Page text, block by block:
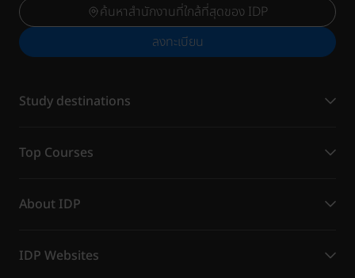
ค้นหาสำนักงานที่ใกล้ที่สุดของ IDP
ลงทะเบียน
Study destinations
Top Courses
About IDP
IDP Websites